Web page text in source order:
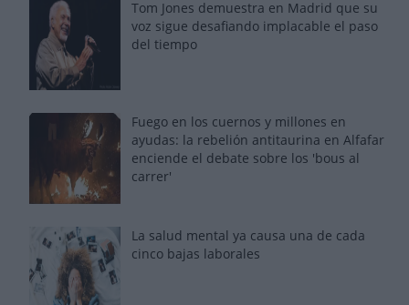
Tom Jones demuestra en Madrid que su
voz sigue desafiando implacable el paso
del tiempo
Fuego en los cuernos y millones en
ayudas: la rebelión antitaurina en Alfafar
enciende el debate sobre los 'bous al
carrer'
La salud mental ya causa una de cada
cinco bajas laborales